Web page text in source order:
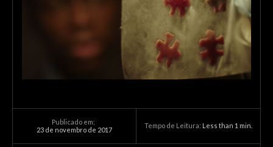
Publicado em:
23 de novembro de 2017
Tempo de Leitura: Less than 1 min.